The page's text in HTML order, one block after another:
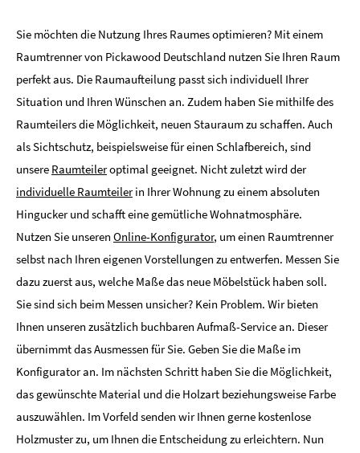
Sie möchten die Nutzung Ihres Raumes optimieren? Mit einem
Raumtrenner von Pickawood Deutschland nutzen Sie Ihren Raum
perfekt aus. Die Raumaufteilung passt sich individuell Ihrer
Situation und Ihren Wünschen an. Zudem haben Sie mithilfe des
Raumteilers die Möglichkeit, neuen Stauraum zu schaffen. Auch
als Sichtschutz, beispielsweise für einen Schlafbereich, sind
unsere Raumteileroptimal geeignet. Nicht zuletzt wird der
individuelle Raumteilerin Ihrer Wohnung zu einem absoluten
Hingucker und schafft eine gemütliche Wohnatmosphäre.
Nutzen Sie unseren Online-Konfigurator, um einen Raumtrenner
selbst nach Ihren eigenen Vorstellungen zu entwerfen. Messen Sie
dazu zuerst aus, welche Maße das neue Möbelstück haben soll.
Sie sind sich beim Messen unsicher? Kein Problem. Wir bieten
Ihnen unseren zusätzlich buchbaren Aufmaß-Service an. Dieser
übernimmt das Ausmessen für Sie. Geben Sie die Maße im
Konfigurator an. Im nächsten Schritt haben Sie die Möglichkeit,
das gewünschte Material und die Holzart beziehungsweise Farbe
auszuwählen. Im Vorfeld senden wir Ihnen gerne kostenlose
Holzmuster zu, um Ihnen die Entscheidung zu erleichtern. Nun